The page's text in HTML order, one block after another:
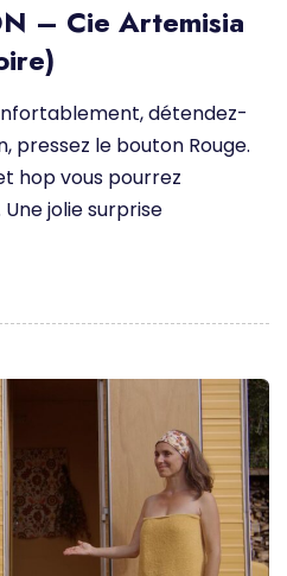
– Cie Artemisia
détendez-
pressez le bouton Rouge.
hop vous pourrez
jolie surprise